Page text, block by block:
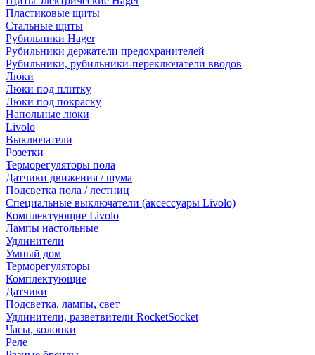
Пластиковые щиты
Стальные щиты
Рубильники Hager
Рубильники держатели предохранителей
Рубильники, рубильники-переключатели вводов
Люки
Люки под плитку
Люки под покраску
Напольные люки
Livolo
Выключатели
Розетки
Терморегуляторы пола
Датчики движения / шума
Подсветка пола / лестниц
Специальные выключатели (аксессуары Livolo)
Комплектующие Livolo
Лампы настольные
Удлинители
Умный дом
Терморегуляторы
Комплектующие
Датчики
Подсветка, лампы, свет
Удлинители, разветвители RocketSocket
Часы, колонки
Реле